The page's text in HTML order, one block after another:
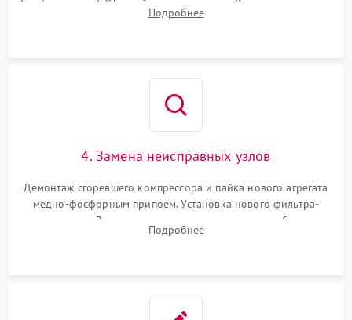
Frost, включая ТЭН оттайки и вентилятор. Ремонт или замена
платы управления при сбоях алгоритмов.
Подробнее
4. Замена неисправных узлов
Демонтаж сгоревшего компрессора и пайка нового агрегата
медно-фосфорным припоем. Установка нового фильтра-
осушителя. Замена изношенных вентиляторов обдува,
сломанных заслонок или поврежденных дверных петель.
Подробнее